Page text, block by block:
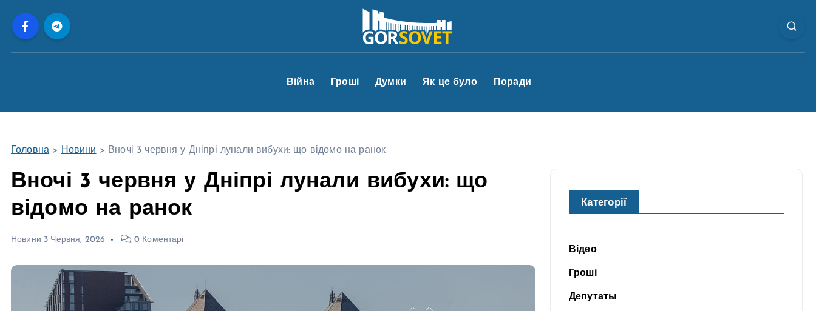
Війна Гроші Думки Як це було Поради
Головна > Новини > Вночі 3 червня у Дніпрі лунали вибухи: що відомо на ранок
Вночі 3 червня у Дніпрі лунали вибухи: що
відомо на ранок
Новини 3 Червня, 2026 0 Коментарі
Категорії
Відео
Гроші
Депутаты